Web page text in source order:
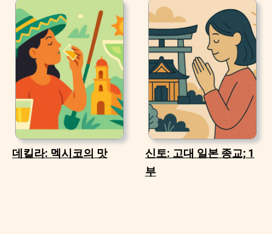
데킬라: 멕시코의 맛
신토: 고대 일본 종교; 1
부